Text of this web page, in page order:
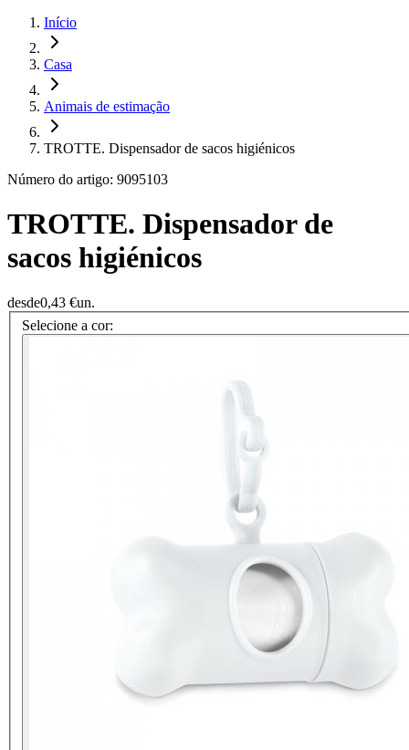
Início
Casa
Animais de estimação
TROTTE. Dispensador de sacos higiénicos
Número do artigo: 9095103
TROTTE. Dispensador de
sacos higiénicos
desde0,43 €un.
Selecione a cor: